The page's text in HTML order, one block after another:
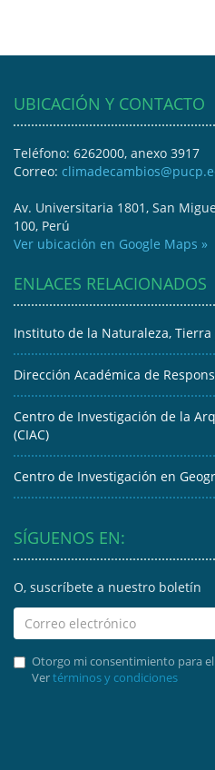
UBICACIÓN Y CONTACTO
Teléfono: 6262000, anexo 3917
Correo:
Av. Universitaria 1801, San
100, Perú
Ver ubicación en Google Maps »
ENLACES RELACIONADOS
Instituto de la Naturaleza, Tierra
Dirección Académica de
Centro de Investigación de la
(CIAC)
Centro de Investigación en
SÍGUENOS EN:
O, suscríbete a nuestro boletín
Otorgo mi consentimiento para
Vertérminos y condiciones